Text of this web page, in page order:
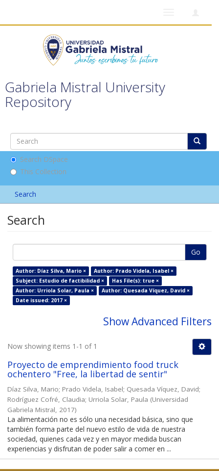
Gabriela Mistral University
Repository
Search DSpace
This Collection
Search
Search
Go
Author: Díaz Silva, Mario ×
Author: Prado Videla, Isabel ×
Subject: Estudio de factibilidad ×
Has File(s): true ×
Author: Urriola Solar, Paula ×
Author: Quesada Víquez, David ×
Date issued: 2017 ×
Show Advanced Filters
Now showing items 1-1 of 1
Proyecto de emprendimiento food truck
ochentero "Free, la libertad de sentir"
Díaz Silva, Mario; Prado Videla, Isabel; Quesada Víquez, David;
Rodríguez Cofré, Claudia; Urriola Solar, Paula (Universidad
Gabriela Mistral, 2017)
La alimentación no es sólo una necesidad básica, sino que
también forma parte del nuevo estilo de vida de nuestra
sociedad, quienes cada vez y en mayor medida buscan
experiencias y disfrutan de poder salir a comer en ...